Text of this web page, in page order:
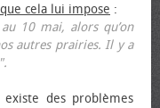
cela lui impose :
10 mai, alors qu’on
autres prairies. Il y a
des problèmes